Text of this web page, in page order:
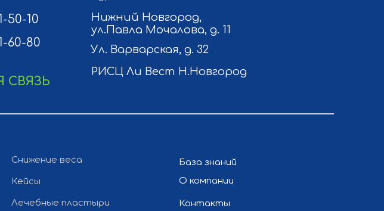
50-10
60-80
СВЯЗЬ
База знаний
О компании
Контакты
Снижение веса
Кейсы
Лечебные пластыри
Ул. Варварская, д. 32
Нижний Новгород,
ул.Павла Мочалова, д. 11
РИСЦ Ли Вест Н.Новгород